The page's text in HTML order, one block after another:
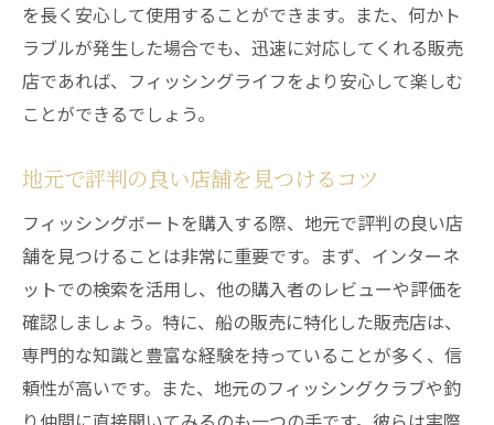
を長く安心して使用することができます。また、何かト
ラブルが発生した場合でも、迅速に対応してくれる販売
店であれば、フィッシングライフをより安心して楽しむ
ことができるでしょう。
地元で評判の良い店舗を見つけるコツ
フィッシングボートを購入する際、地元で評判の良い店
舗を見つけることは非常に重要です。まず、インターネ
ットでの検索を活用し、他の購入者のレビューや評価を
確認しましょう。特に、船の販売に特化した販売店は、
専門的な知識と豊富な経験を持っていることが多く、信
頼性が高いです。また、地元のフィッシングクラブや釣